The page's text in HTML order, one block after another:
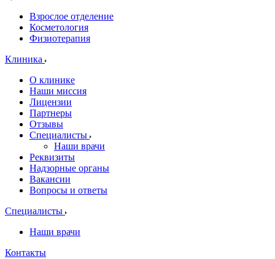
Взрослое отделение
Косметология
Физиотерапия
Клиника
О клинике
Наши миссия
Лицензии
Партнеры
Отзывы
Специалисты
Наши врачи
Реквизиты
Надзорные органы
Вакансии
Вопросы и ответы
Специалисты
Наши врачи
Контакты